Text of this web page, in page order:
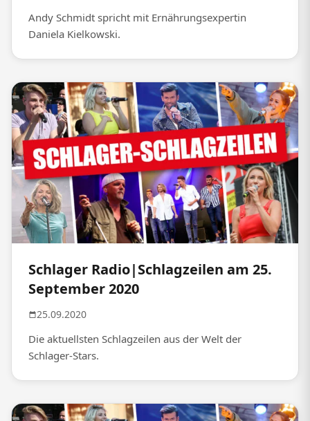
Andy Schmidt spricht mit Ernährungsexpertin
Daniela Kielkowski.
Schlager Radio|Schlagzeilen am 25.
September 2020
25.09.2020
Die aktuellsten Schlagzeilen aus der Welt der
Schlager-Stars.